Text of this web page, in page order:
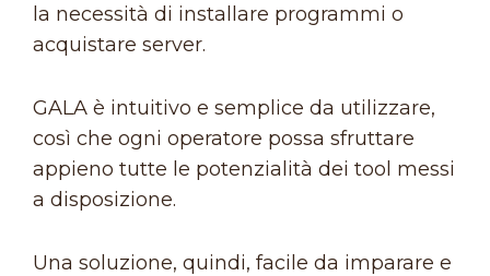
la necessità di installare programmi o
acquistare server.
GALA è intuitivo e semplice da utilizzare,
così che ogni operatore possa sfruttare
appieno tutte le potenzialità dei tool messi
a disposizione.
Una soluzione, quindi, facile da imparare e